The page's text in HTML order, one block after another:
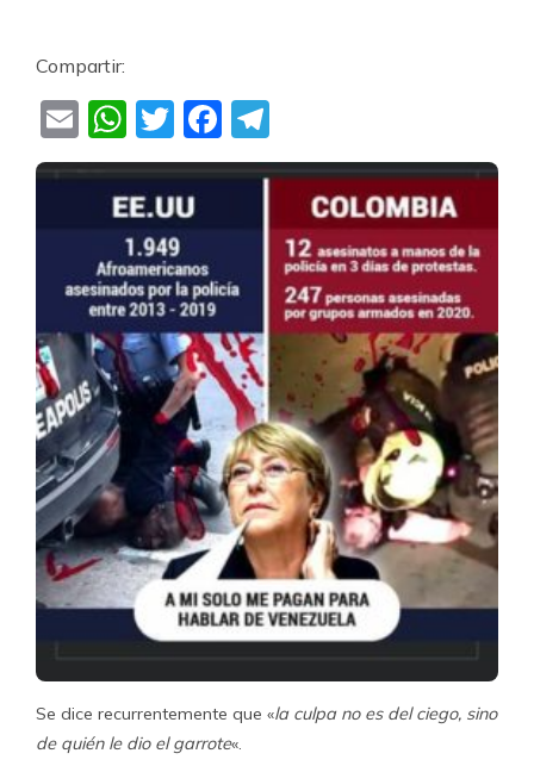
Compartir:
EmailWhatsApp
TwitterFacebook
Se dice recurrentemente que «la culpa no es del ciego, sino
de quién le dio el garrote«.